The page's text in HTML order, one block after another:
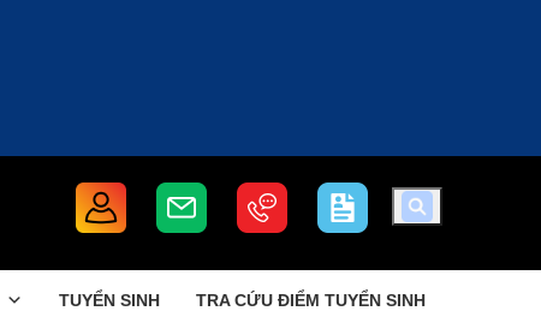
TUYỂN SINH TRA CỨU ĐIỂM TUYỂN SINH